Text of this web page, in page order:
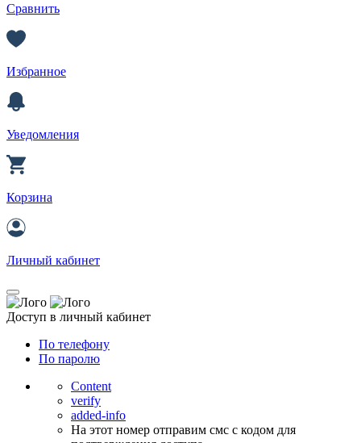
Сравнить
Избранное
Уведомления
Корзина
Личный кабинет
Доступ в личный кабинет
По телефону
По паролю
Content
verify
added-info
На этот номер отправим смс с кодом для